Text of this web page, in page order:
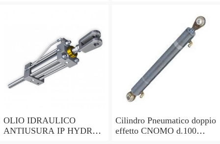
OLIO IDRAULICO
ANTIUSURA IP HYDRUS
Cilindro Pneumatico doppio
effetto CNOMO d.100